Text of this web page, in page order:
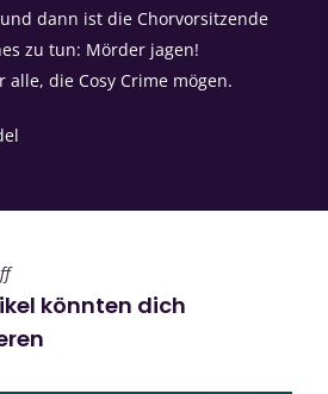
dann ist die Chorvorsitzende
zu tun: Mörder jagen!
die Cosy Crime mögen.
könnten dich